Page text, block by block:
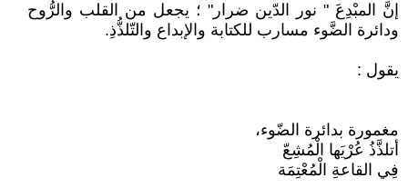
إنَّ المبْدِعَ " نور الدّين ضرار" ؛ يجعل من القلب والرُّوح
ودائرة الضَّوء مسارب للكتابة والإبداع والتّلذُّذِ.
يقول :
مغمورة بدائرة الضّوء،
أتلذَّذُ عُرْيَها الْمُشِعّ
فِي القاعةِ الْمُعْتِمَة